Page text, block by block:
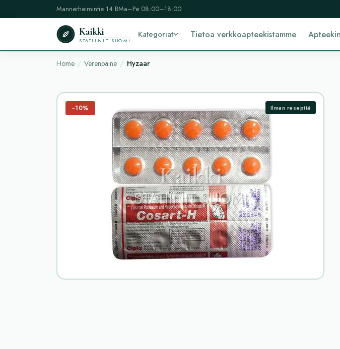
Mannerheimintie 14 BMa–Pe 08:00–18:00
Kaikki
STATIINIT SUOMI
Kategoriat Tietoa verkkoapteekistamme
Home Verenpaine Hyzaar
−10% Ilman reseptiä